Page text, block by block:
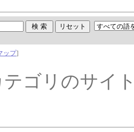
ップ]
テゴリのサイ